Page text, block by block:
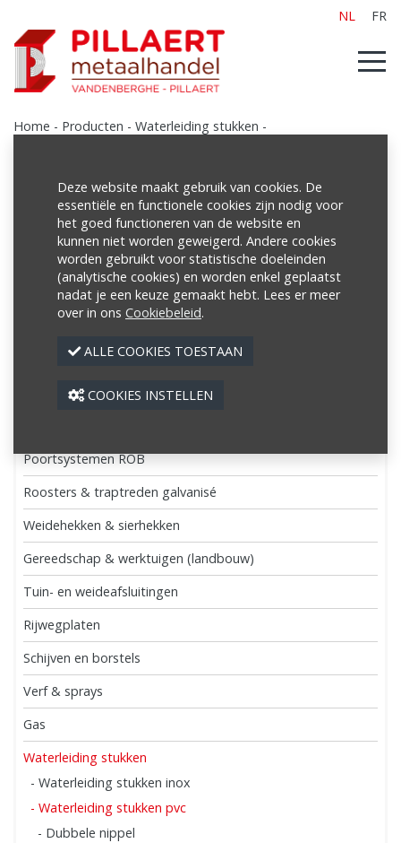
NL FR
Home - Producten - Waterleiding stukken -
Producten
Poutrellen/Balken
Buizen
Profielen
Poortsystemen ROB
Roosters & traptreden galvanisé
Weidehekken & sierhekken
Gereedschap & werktuigen (landbouw)
Tuin- en weideafsluitingen
Rijwegplaten
Schijven en borstels
Verf & sprays
Gas
Waterleiding stukken
- Waterleiding stukken inox
- Waterleiding stukken pvc
- Dubbele nippel
Deze website maakt gebruik van cookies. De
essentiële en functionele cookies zijn nodig voor
het goed functioneren van de website en
kunnen niet worden geweigerd. Andere cookies
worden gebruikt voor statistische doeleinden
(analytische cookies) en worden enkel geplaatst
nadat je een keuze gemaakt hebt. Lees er meer
over in ons Cookiebeleid.
ALLE COOKIES TOESTAAN
COOKIES INSTELLEN